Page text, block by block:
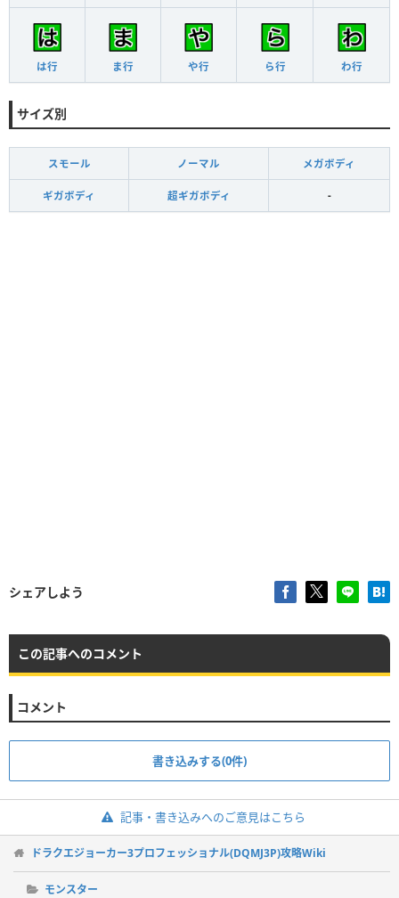
は行 ま行 や行 ら行 わ行
サイズ別
スモール ノーマル メガボディ
ギガボディ 超ギガボディ -
シェアしよう
この記事へのコメント
コメント
書き込みする(0件)
記事・書き込みへのご意見はこちら
ドラクエジョーカー3プロフェッショナル(DQMJ3P)攻略Wiki
モンスター